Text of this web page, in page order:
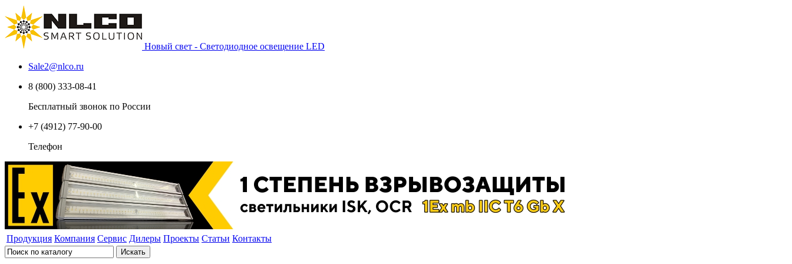
Новый свет - Светодиодное освещение LED
Sale2@nlco.ru
8 (800) 333-08-41
Бесплатный звонок по России
+7 (4912) 77-90-00
Телефон
Продукция Компания Сервис Дилеры Проекты Статьи Контакты